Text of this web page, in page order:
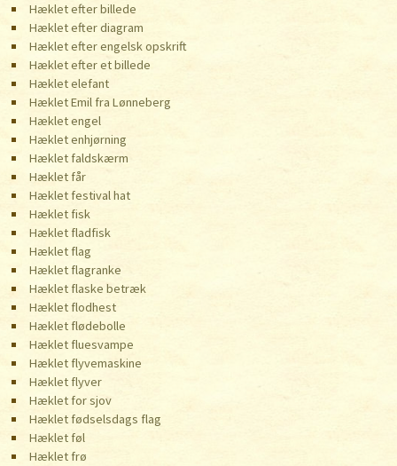
Hæklet efter billede
Hæklet efter diagram
Hæklet efter engelsk opskrift
Hæklet efter et billede
Hæklet elefant
Hæklet Emil fra Lønneberg
Hæklet engel
Hæklet enhjørning
Hæklet faldskærm
Hæklet får
Hæklet festival hat
Hæklet fisk
Hæklet fladfisk
Hæklet flag
Hæklet flagranke
Hæklet flaske betræk
Hæklet flodhest
Hæklet flødebolle
Hæklet fluesvampe
Hæklet flyvemaskine
Hæklet flyver
Hæklet for sjov
Hæklet fødselsdags flag
Hæklet føl
Hæklet frø